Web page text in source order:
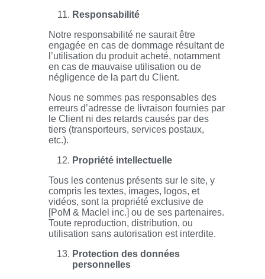
Responsabilité
Notre responsabilité ne saurait être
engagée en cas de dommage résultant de
l’utilisation du produit acheté, notamment
en cas de mauvaise utilisation ou de
négligence de la part du Client.
Nous ne sommes pas responsables des
erreurs d’adresse de livraison fournies par
le Client ni des retards causés par des
tiers (transporteurs, services postaux,
etc.).
Propriété intellectuelle
Tous les contenus présents sur le site, y
compris les textes, images, logos, et
vidéos, sont la propriété exclusive de
[PoM & Maclel inc.] ou de ses partenaires.
Toute reproduction, distribution, ou
utilisation sans autorisation est interdite.
Protection des données
personnelles